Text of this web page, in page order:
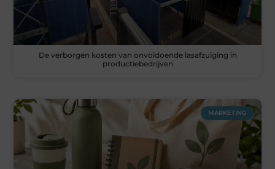
De verborgen kosten van onvoldoende lasafzuiging in
productiebedrijven
MARKETING